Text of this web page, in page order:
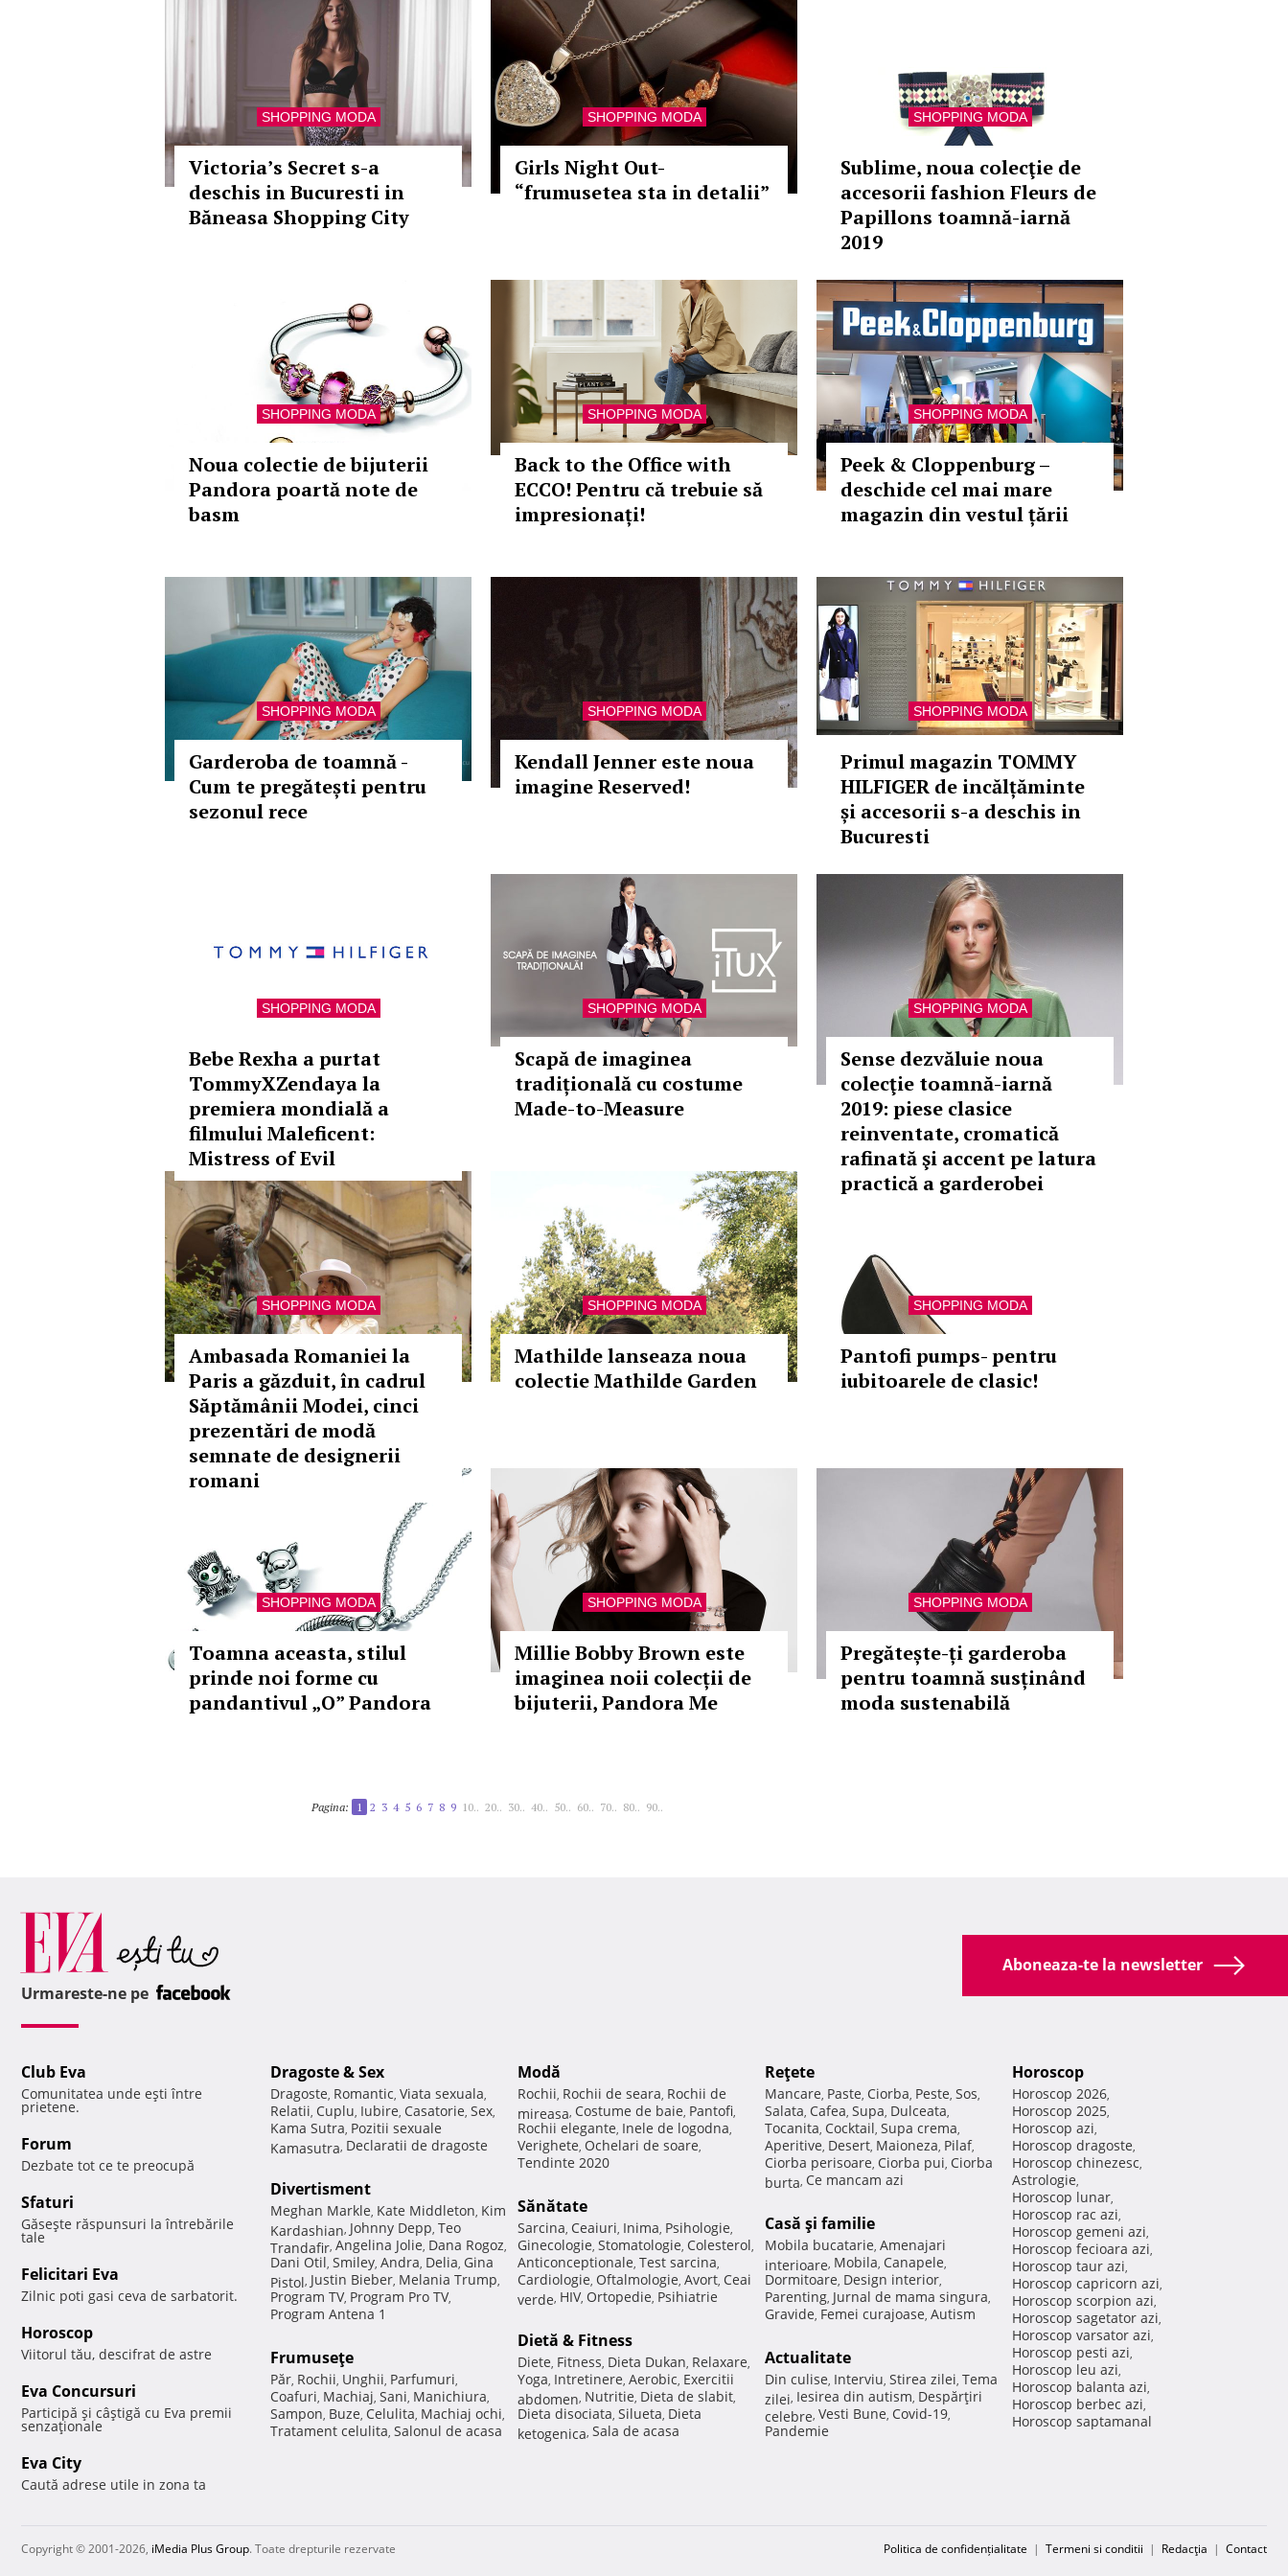
SHOPPING MODA
Victoria’s Secret s-a
deschis in Bucuresti in
Băneasa Shopping City
SHOPPING MODA
Girls Night Out-
“frumusetea sta in detalii”
SHOPPING MODA
Sublime, noua colecţie de
accesorii fashion Fleurs de
Papillons toamnă-iarnă
2019
SHOPPING MODA
Noua colectie de bijuterii
Pandora poartă note de
basm
SHOPPING MODA
Back to the Office with
ECCO! Pentru că trebuie să
impresionați!
SHOPPING MODA
Peek & Cloppenburg –
deschide cel mai mare
magazin din vestul țării
SHOPPING MODA
Garderoba de toamnă -
Cum te pregătești pentru
sezonul rece
SHOPPING MODA
Kendall Jenner este noua
imagine Reserved!
SHOPPING MODA
Primul magazin TOMMY
HILFIGER de incălțăminte
și accesorii s-a deschis in
Bucuresti
SHOPPING MODA
Bebe Rexha a purtat
TommyXZendaya la
premiera mondială a
filmului Maleficent:
Mistress of Evil
SHOPPING MODA
Scapă de imaginea
tradițională cu costume
Made-to-Measure
SHOPPING MODA
Sense dezvăluie noua
colecţie toamnă-iarnă
2019: piese clasice
reinventate, cromatică
rafinată şi accent pe latura
practică a garderobei
SHOPPING MODA
Ambasada Romaniei la
Paris a găzduit, în cadrul
Săptămânii Modei, cinci
prezentări de modă
semnate de designerii
romani
SHOPPING MODA
Mathilde lanseaza noua
colectie Mathilde Garden
SHOPPING MODA
Pantofi pumps- pentru
iubitoarele de clasic!
SHOPPING MODA
Toamna aceasta, stilul
prinde noi forme cu
pandantivul „O” Pandora
SHOPPING MODA
Millie Bobby Brown este
imaginea noii colecții de
bijuterii, Pandora Me
SHOPPING MODA
Pregătește-ți garderoba
pentru toamnă susținând
moda sustenabilă
Pagina: 1 2 3 4 5 6 7 8 9 10.. 20.. 30.. 40.. 50.. 60.. 70.. 80.. 90..
Aboneaza-te la newsletter
Urmareste-ne pe
Club Eva
Comunitatea unde eşti între
prietene.
Forum
Dezbate tot ce te preocupă
Sfaturi
Găseşte răspunsuri la întrebările
tale
Felicitari Eva
Zilnic poti gasi ceva de sarbatorit.
Horoscop
Viitorul tău, descifrat de astre
Eva Concursuri
Participă şi câştigă cu Eva premii
senzaţionale
Eva City
Caută adrese utile in zona ta
Dragoste & Sex
Dragoste, Romantic, Viata sexuala,
Relatii, Cuplu, Iubire, Casatorie, Sex,
Kama Sutra, Pozitii sexuale
Kamasutra, Declaratii de dragoste
Divertisment
Meghan Markle, Kate Middleton, Kim
Kardashian, Johnny Depp, Teo
Trandafir, Angelina Jolie, Dana Rogoz,
Dani Otil, Smiley, Andra, Delia, Gina
Pistol, Justin Bieber, Melania Trump,
Program TV, Program Pro TV,
Program Antena 1
Frumuseţe
Păr, Rochii, Unghii, Parfumuri,
Coafuri, Machiaj, Sani, Manichiura,
Sampon, Buze, Celulita, Machiaj ochi,
Tratament celulita, Salonul de acasa
Modă
Rochii, Rochii de seara, Rochii de
mireasa, Costume de baie, Pantofi,
Rochii elegante, Inele de logodna,
Verighete, Ochelari de soare,
Tendinte 2020
Sănătate
Sarcina, Ceaiuri, Inima, Psihologie,
Ginecologie, Stomatologie, Colesterol,
Anticonceptionale, Test sarcina,
Cardiologie, Oftalmologie, Avort, Ceai
verde, HIV, Ortopedie, Psihiatrie
Dietă & Fitness
Diete, Fitness, Dieta Dukan, Relaxare,
Yoga, Intretinere, Aerobic, Exercitii
abdomen, Nutritie, Dieta de slabit,
Dieta disociata, Silueta, Dieta
ketogenica, Sala de acasa
Reţete
Mancare, Paste, Ciorba, Peste, Sos,
Salata, Cafea, Supa, Dulceata,
Tocanita, Cocktail, Supa crema,
Aperitive, Desert, Maioneza, Pilaf,
Ciorba perisoare, Ciorba pui, Ciorba
burta, Ce mancam azi
Casă şi familie
Mobila bucatarie, Amenajari
interioare, Mobila, Canapele,
Dormitoare, Design interior,
Parenting, Jurnal de mama singura,
Gravide, Femei curajoase, Autism
Actualitate
Din culise, Interviu, Stirea zilei, Tema
zilei, Iesirea din autism, Despărţiri
celebre, Vesti Bune, Covid-19,
Pandemie
Horoscop
Horoscop 2026,
Horoscop 2025,
Horoscop azi,
Horoscop dragoste,
Horoscop chinezesc,
Astrologie,
Horoscop lunar,
Horoscop rac azi,
Horoscop gemeni azi,
Horoscop fecioara azi,
Horoscop taur azi,
Horoscop capricorn azi,
Horoscop scorpion azi,
Horoscop sagetator azi,
Horoscop varsator azi,
Horoscop pesti azi,
Horoscop leu azi,
Horoscop balanta azi,
Horoscop berbec azi,
Horoscop saptamanal
Copyright © 2001-2026, iMedia Plus Group. Toate drepturile rezervate Politica de confidențialitate | Termeni si conditii | Redacţia | Contact